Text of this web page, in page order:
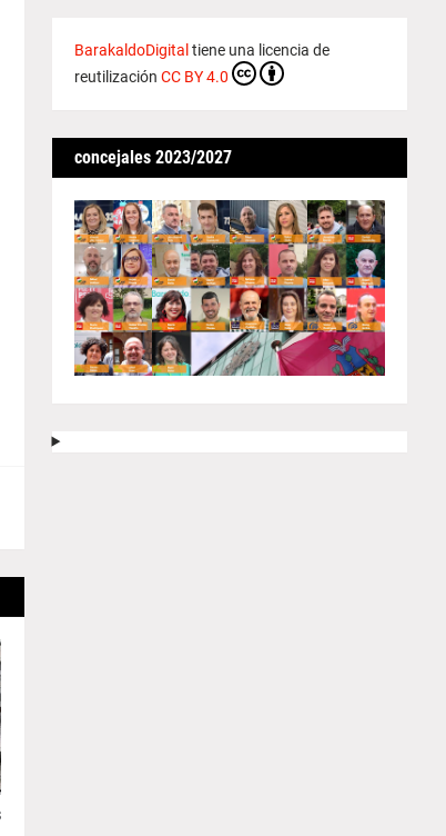
BarakaldoDigital tiene una licencia de
reutilización CC BY 4.0
concejales 2023/2027